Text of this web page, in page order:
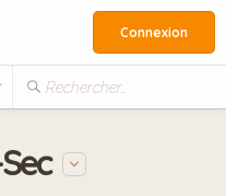
Rechercher…
Connexion